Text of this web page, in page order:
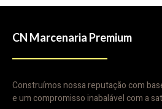
CN Marcenaria Premium
Construímos nossa reputação com
e um compromisso inabalável com a